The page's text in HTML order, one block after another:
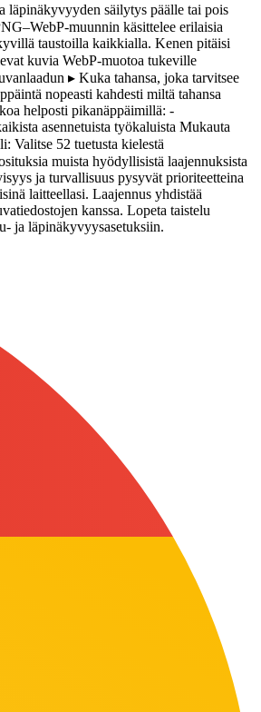
läpinäkyvyyden säilytys päälle tai pois
muunnin käsittelee erilaisia
taustoilla kaikkialla. Kenen pitäisi
kuvia WebP-muotoa tukeville
▸ Kuka tahansa, joka tarvitsee
nopeasti kahdesti miltä tahansa
helposti pikanäppäimillä: -
asennetuista työkaluista Mukauta
Valitse 52 tuetusta kielestä
muista hyödyllisistä laajennuksista
ja turvallisuus pysyvät prioriteetteina
laitteellasi. Laajennus yhdistää
kanssa. Lopeta taistelu
ja läpinäkyvyysasetuksiin.